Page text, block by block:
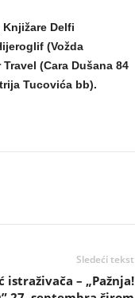
Delfi
(Vožda
(Cara Dušana 84
Tucovića bb).
Sledeći tekst
istraživača – „Pažnja!